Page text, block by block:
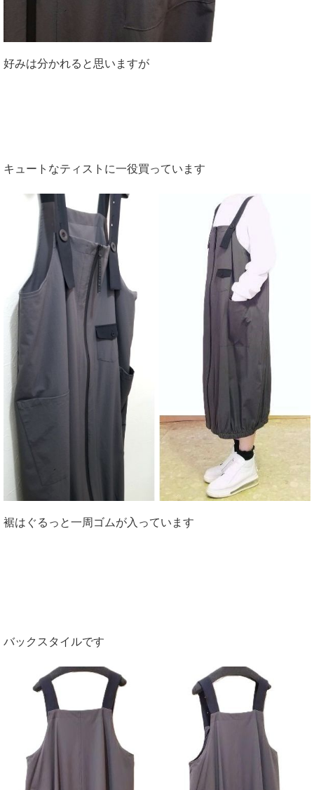
好みは分かれると思いますが
キュートなティストに一役買っています
裾はぐるっと一周ゴムが入っています
バックスタイルです